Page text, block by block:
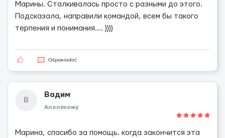
Марины. Сталкивалась просто с разными до этого.
Подсказала, направили командой, всем бы такого
терпения и понимания.... ))))
Odpowiadać
В
Вадим
Anonimowy
Марина, спасибо за помощь. когда закончится эта